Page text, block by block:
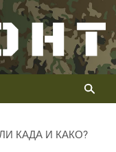
КАДА И КАКО?